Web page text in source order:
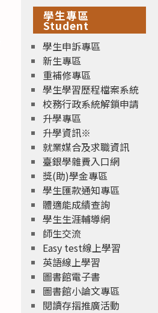
學生專區
Student
學生申訴專區
新生專區
重補修專區
學生學習歷程檔案系統
校務行政系統解鎖申請
升學專區
升學資訊※
就業媒合及求職資訊
臺銀學雜費入口網
獎(助)學金專區
學生匯款通知專區
體適能成績查詢
學生生涯輔導網
師生交流
Easy test線上學習
英語線上學習
圖書館電子書
圖書館小論文專區
閱讀存摺推廣活動